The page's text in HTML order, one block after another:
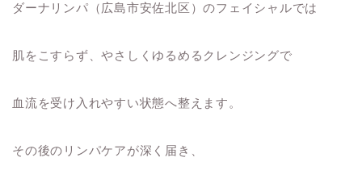
ダーナリンパ（広島市安佐北区）のフェイシャルでは
肌をこすらず、やさしくゆるめるクレンジングで
血流を受け入れやすい状態へ整えます。
その後のリンパケアが深く届き、